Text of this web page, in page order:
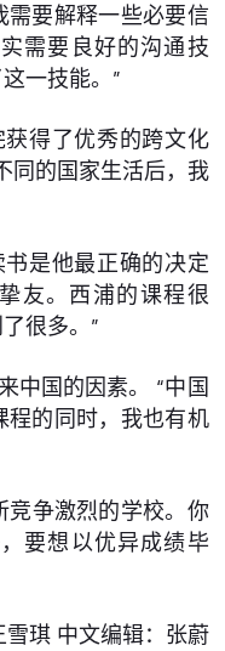
需要解释一些必要信
需要良好的沟通技
一技能。”
得了优秀的跨文化
同的国家生活后，我
是他最正确的决定
友。西浦的课程很
很多。”
中国的因素。 “中国
程的同时，我也有机
竞争激烈的学校。你
要想以优异成绩毕
雪琪 中文编辑：张蔚